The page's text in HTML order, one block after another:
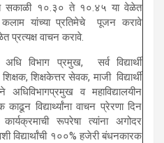
सकाळी १०.३० ते १०.४५ या वेळेत
यांच्या प्रतिमेचे पूजन करावे
वाचन करावे.
विभाग प्रमुख, सर्व विद्यार्थी
शिक्षकेत्तर सेवक, माजी विद्यार्थी
अधिविभागप्रमुख व महाविद्यालयीन
विद्यार्थ्यांना वाचन प्रेरणा दिन
रूपरेषा त्यांना अगोदर
विद्यार्थांची १००% हजेरी बंधनकारक